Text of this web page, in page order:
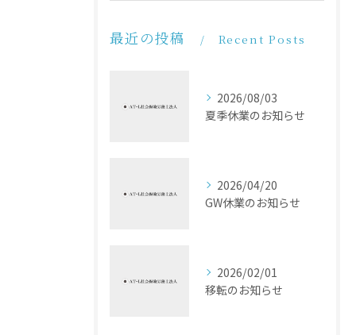
最近の投稿 Recent Posts
2026/08/03
夏季休業のお知らせ
2026/04/20
GW休業のお知らせ
2026/02/01
移転のお知らせ